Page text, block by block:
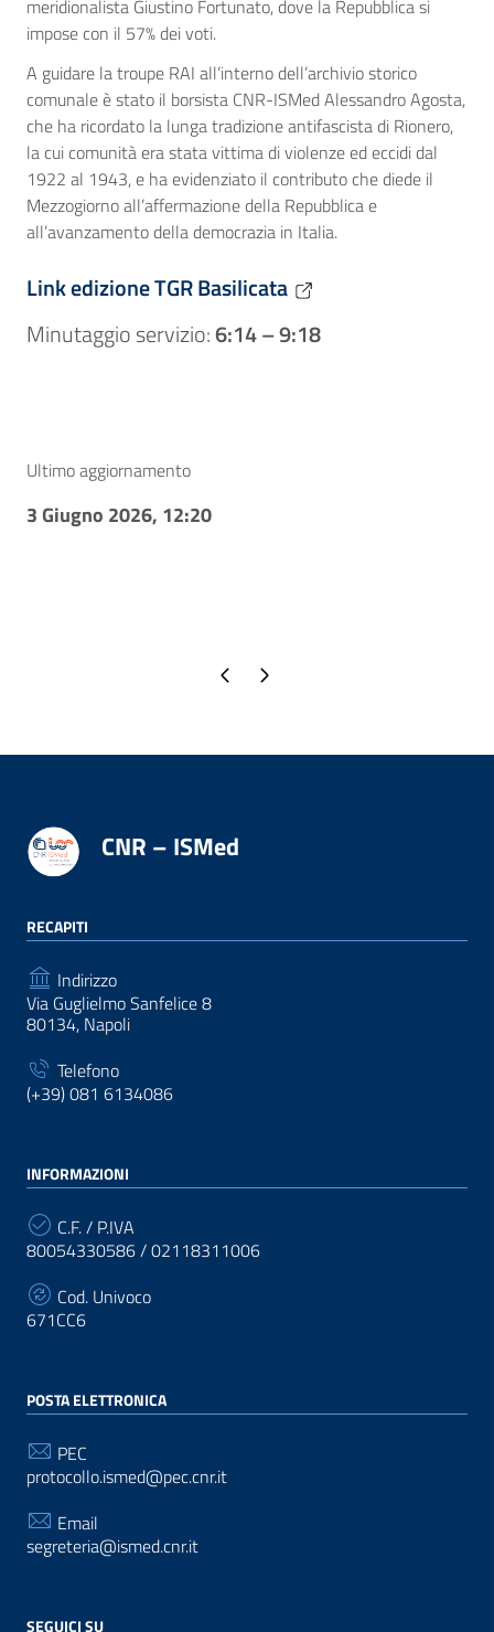
meridionalista Giustino Fortunato, dove la Repubblica si
impose con il 57% dei voti.
A guidare la troupe RAI all’interno dell’archivio storico
comunale è stato il borsista CNR-ISMed Alessandro Agosta,
che ha ricordato la lunga tradizione antifascista di Rionero,
la cui comunità era stata vittima di violenze ed eccidi dal
1922 al 1943, e ha evidenziato il contributo che diede il
Mezzogiorno all’affermazione della Repubblica e
all’avanzamento della democrazia in Italia.
Link edizione TGR Basilicata
Minutaggio servizio:6:14 – 9:18
Ultimo aggiornamento
3 Giugno 2026, 12:20
Pagina precedente
Pagina successiva
CNR – ISMed
RECAPITI
Indirizzo
Via Guglielmo Sanfelice 8
80134, Napoli
Telefono
(+39) 081 6134086
INFORMAZIONI
C.F. / P.IVA
80054330586 / 02118311006
Cod. Univoco
671CC6
POSTA ELETTRONICA
PEC
protocollo.ismed@pec.cnr.it
Email
segreteria@ismed.cnr.it
SEGUICI SU